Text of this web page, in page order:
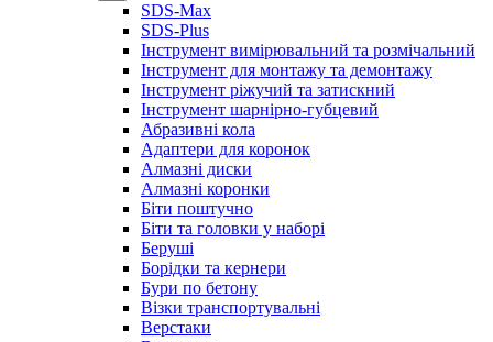
SDS-Max
SDS-Plus
Інструмент вимірювальний та розмічальний
Інструмент для монтажу та демонтажу
Інструмент ріжучий та затискний
Інструмент шарнірно-губцевий
Абразивні кола
Адаптери для коронок
Алмазні диски
Алмазні коронки
Біти поштучно
Біти та головки у наборі
Беруші
Борідки та кернери
Бури по бетону
Візки транспортувальні
Верстаки